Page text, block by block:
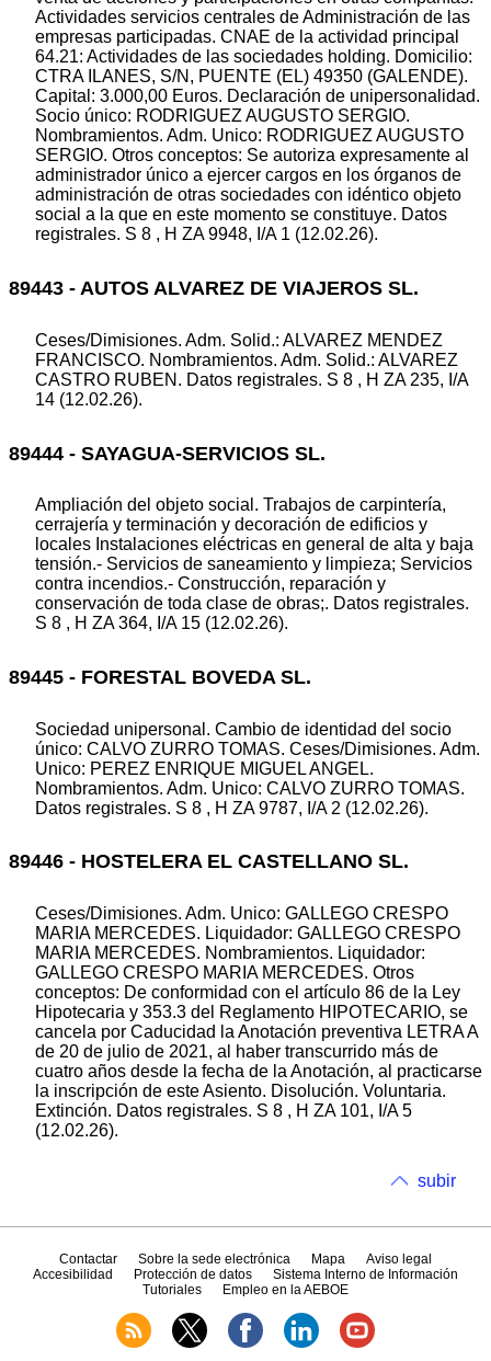
Actividades servicios centrales de Administración de las
empresas participadas. CNAE de la actividad principal
64.21: Actividades de las sociedades holding. Domicilio:
CTRA ILANES, S/N, PUENTE (EL) 49350 (GALENDE).
Capital: 3.000,00 Euros. Declaración de unipersonalidad.
Socio único: RODRIGUEZ AUGUSTO SERGIO.
Nombramientos. Adm. Unico: RODRIGUEZ AUGUSTO
SERGIO. Otros conceptos: Se autoriza expresamente al
administrador único a ejercer cargos en los órganos de
administración de otras sociedades con idéntico objeto
social a la que en este momento se constituye. Datos
registrales. S 8 , H ZA 9948, I/A 1 (12.02.26).
89443 - AUTOS ALVAREZ DE VIAJEROS SL.
Ceses/Dimisiones. Adm. Solid.: ALVAREZ MENDEZ
FRANCISCO. Nombramientos. Adm. Solid.: ALVAREZ
CASTRO RUBEN. Datos registrales. S 8 , H ZA 235, I/A
14 (12.02.26).
89444 - SAYAGUA-SERVICIOS SL.
Ampliación del objeto social. Trabajos de carpintería,
cerrajería y terminación y decoración de edificios y
locales Instalaciones eléctricas en general de alta y baja
tensión.- Servicios de saneamiento y limpieza; Servicios
contra incendios.- Construcción, reparación y
conservación de toda clase de obras;. Datos registrales.
S 8 , H ZA 364, I/A 15 (12.02.26).
89445 - FORESTAL BOVEDA SL.
Sociedad unipersonal. Cambio de identidad del socio
único: CALVO ZURRO TOMAS. Ceses/Dimisiones. Adm.
Unico: PEREZ ENRIQUE MIGUEL ANGEL.
Nombramientos. Adm. Unico: CALVO ZURRO TOMAS.
Datos registrales. S 8 , H ZA 9787, I/A 2 (12.02.26).
89446 - HOSTELERA EL CASTELLANO SL.
Ceses/Dimisiones. Adm. Unico: GALLEGO CRESPO
MARIA MERCEDES. Liquidador: GALLEGO CRESPO
MARIA MERCEDES. Nombramientos. Liquidador:
GALLEGO CRESPO MARIA MERCEDES. Otros
conceptos: De conformidad con el artículo 86 de la Ley
Hipotecaria y 353.3 del Reglamento HIPOTECARIO, se
cancela por Caducidad la Anotación preventiva LETRA A
de 20 de julio de 2021, al haber transcurrido más de
cuatro años desde la fecha de la Anotación, al practicarse
la inscripción de este Asiento. Disolución. Voluntaria.
Extinción. Datos registrales. S 8 , H ZA 101, I/A 5
(12.02.26).
subir
Contactar Sobre la sede electrónica Mapa
Aviso legal
Accesibilidad
Protección de datos
Sistema Interno de Información
Tutoriales
Empleo en la AEBOE